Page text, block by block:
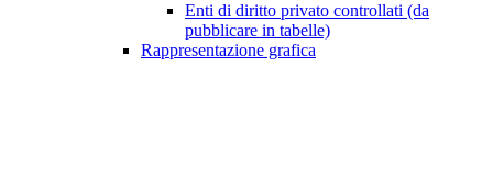
Enti di diritto privato controllati (da
pubblicare in tabelle)
Rappresentazione grafica